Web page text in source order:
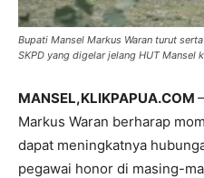
Bupati Mansel Markus Waran turut
SKPD yang digelar jelang HUT Mansel
MANSEL,KLIKPAPUA.COM
Markus Waran berharap
dapat meningkatnya
pegawai honor di masing-